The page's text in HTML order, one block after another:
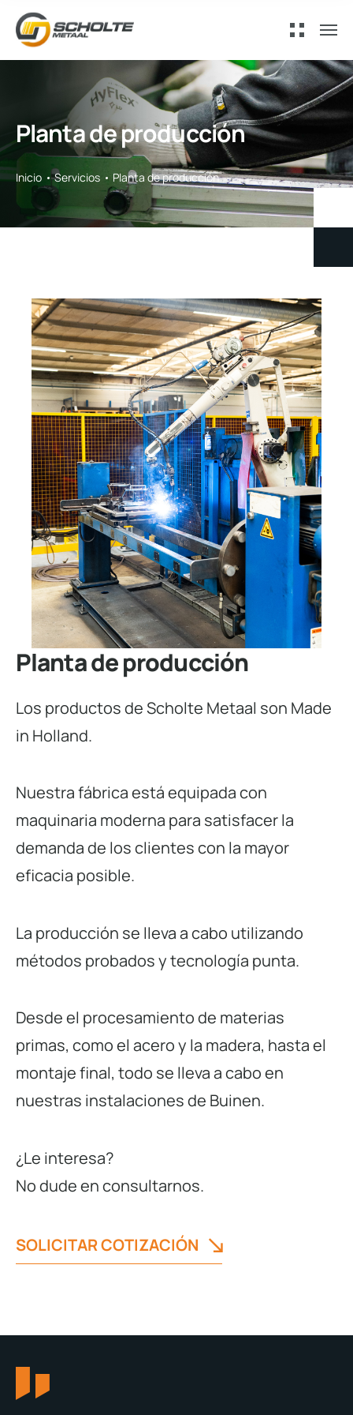
Planta de producción
Inicio Servicios Planta de producción
Planta de producción
Los productos de Scholte Metaal son Made
in Holland.
Nuestra fábrica está equipada con
maquinaria moderna para satisfacer la
demanda de los clientes con la mayor
eficacia posible.
La producción se lleva a cabo utilizando
métodos probados y tecnología punta.
Desde el procesamiento de materias
primas, como el acero y la madera, hasta el
montaje final, todo se lleva a cabo en
nuestras instalaciones de Buinen.
¿Le interesa?
No dude en consultarnos.
SOLICITAR COTIZACIÓN